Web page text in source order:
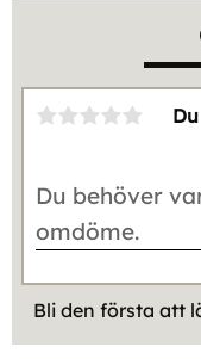
Du
Bli den första att